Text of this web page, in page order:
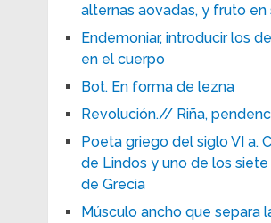
alternas aovadas, y fruto en
Endemoniar, introducir los
en el cuerpo
Bot. En forma de lezna
Revolución.// Riña,
Poeta griego del siglo VI a.
de Lindos y uno de los siete
de Grecia
Músculo ancho que separa